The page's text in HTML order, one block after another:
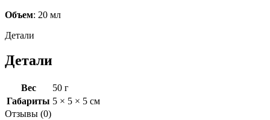
Объем: 20 мл
Детали
Детали
Вес
50 г
Габариты 5 × 5 × 5 см
Отзывы (0)